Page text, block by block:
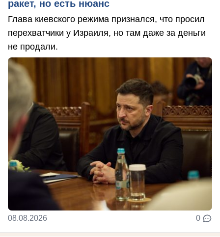
ракет, но есть нюанс
Глава киевского режима признался, что просил
перехватчики у Израиля, но там даже за деньги
не продали.
08.08.2026 0